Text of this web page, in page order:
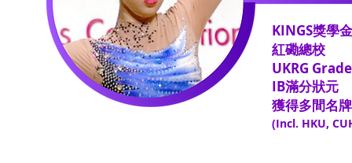
KINGS獎學
紅磡總校
​UKRG
IB滿分狀元
獲得多間名
(Incl. HKU,